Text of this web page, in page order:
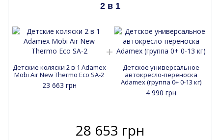
2 в 1
Детские коляски 2 в 1 Adamex
Mobi Air New Thermo Eco SA-2
23 663 грн
Детское универсальное
автокресло-переноска
Adamex (группа 0+ 0-13 кг)
4 990 грн
28 653 грн